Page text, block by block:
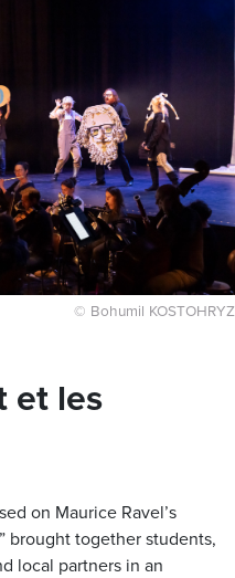
© Bohumil KOSTOHRYZ
et les
on Maurice Ravel’s
brought together students,
local partners in an